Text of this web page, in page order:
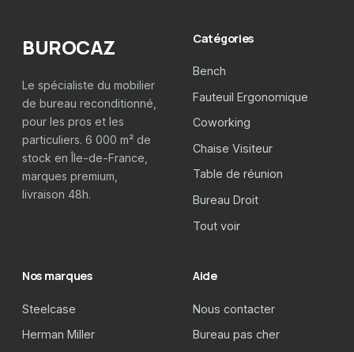
BUROCAZ
Le spécialiste du mobilier
de bureau reconditionné,
pour les pros et les
particuliers. 6 000 m² de
stock en Île-de-France,
marques premium,
livraison 48h.
Catégories
Bench
Fauteuil Ergonomique
Coworking
Chaise Visiteur
Table de réunion
Bureau Droit
Tout voir
Nos marques
Steelcase
Herman Miller
Aide
Nous contacter
Bureau pas cher